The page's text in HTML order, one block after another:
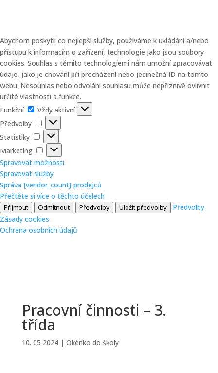
Abychom poskytli co nejlepší služby, používáme k ukládání a/nebo
přístupu k informacím o zařízení, technologie jako jsou soubory
cookies. Souhlas s těmito technologiemi nám umožní zpracovávat
údaje, jako je chování při procházení nebo jedinečná ID na tomto
webu. Nesouhlas nebo odvolání souhlasu může nepříznivě ovlivnit
určité vlastnosti a funkce.
Funkční
Funkční
Vždy aktivní
Předvolby
Předvolby
Statistiky
Statistiky
Marketing
Marketing
Spravovat možnosti
Spravovat služby
Správa {vendor_count} prodejců
Přečtěte si více o těchto účelech
Příjmout Odmítnout Předvolby Uložit předvolby
Předvolby
Zásady cookies
Ochrana osobních údajů
Pracovní činnosti – 3.
třída
10. 05 2024| Okénko do školy